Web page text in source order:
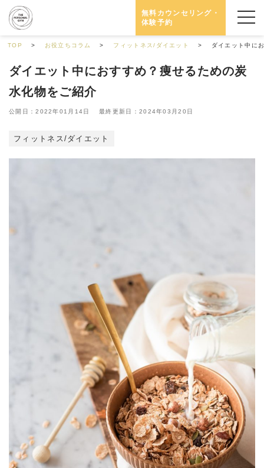
無料カウンセリング・
体験予約
TOP お役立ちコラム フィットネス/ダイエット ダイエット中に
ダイエット中におすすめ？痩せるための炭
水化物をご紹介
公開日：2022年01月14日 最終更新日：2024年03月20日
フィットネス/ダイエット